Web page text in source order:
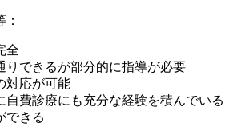
:+:-:+:-:
:+:-:+:-:+:-:
全
りできるが部分的に指導が必要
対応が可能
自費診療にも充分な経験を積んでいる
できる